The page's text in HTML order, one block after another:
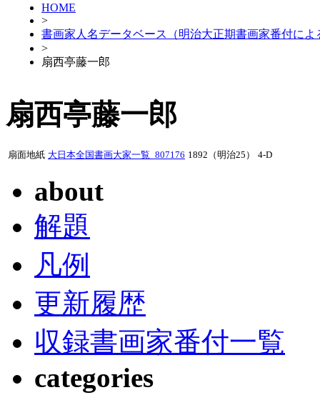
HOME
>
書画家人名データベース（明治大正期書画家番付によ
>
扇西亭藤一郎
扇西亭藤一郎
扇面地紙 大日本全国書画大家一覧_807176 1892（明治25） 4-D
about
解題
凡例
更新履歴
収録書画家番付一覧
categories